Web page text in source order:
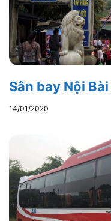
Sân bay Nội
14/01/2020